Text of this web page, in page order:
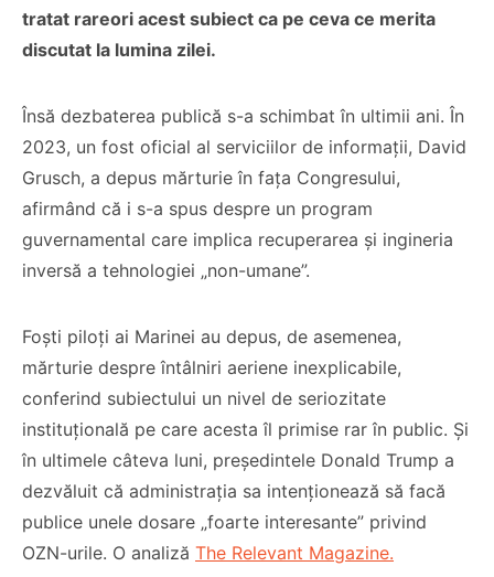
tratat rareori acest subiect ca pe ceva ce merita
discutat la lumina zilei.
Însă dezbaterea publică s-a schimbat în ultimii ani. În
2023, un fost oficial al serviciilor de informații, David
Grusch, a depus mărturie în fața Congresului,
afirmând că i s-a spus despre un program
guvernamental care implica recuperarea și ingineria
inversă a tehnologiei „non-umane”.
Foști piloți ai Marinei au depus, de asemenea,
mărturie despre întâlniri aeriene inexplicabile,
conferind subiectului un nivel de seriozitate
instituțională pe care acesta îl primise rar în public. Și
în ultimele câteva luni, președintele Donald Trump a
dezvăluit că administrația sa intenționează să facă
publice unele dosare „foarte interesante” privind
OZN-urile. O analiză The Relevant Magazine.